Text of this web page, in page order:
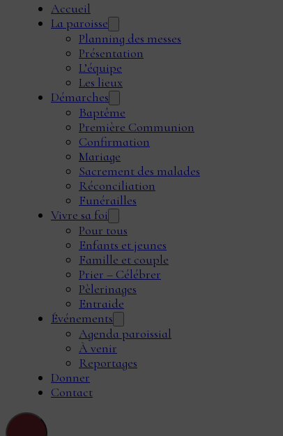
Accueil
La paroisse
Planning des messes
Présentation
L’équipe
Les lieux
Démarches
Baptême
Première Communion
Confirmation
Mariage
Sacrement des malades
Réconciliation
Funérailles
Vivre sa foi
Pour tous
Enfants et jeunes
Famille et couple
Prier – Célébrer
Pèlerinages
Entraide
Événements
Agenda paroissial
À venir
Reportages
Donner
Contact